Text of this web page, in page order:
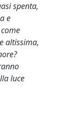
spenta,
e
altissima,
luce